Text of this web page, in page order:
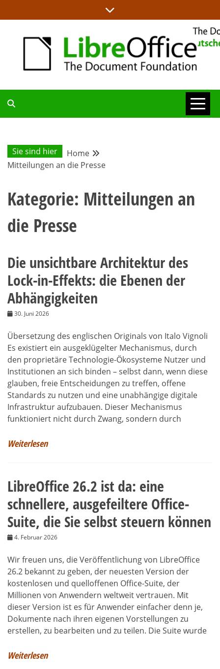
to
DEUTSCHER
COMMUNITY-
BLOG
Sie sind hier
Home
Mitteilungen an die Presse
Kategorie: Mitteilungen an
die Presse
Die unsichtbare Architektur des
Lock-in-Effekts: die Ebenen der
Abhängigkeiten
30. Juni 2026
Übersetzung des englischen Originals von Italo Vignoli
Es existiert ein ausgeklügelter Mechanismus, durch
den proprietäre Technologie-Ökosysteme Nutzer und
Institutionen an sich binden – selbst dann, wenn diese
glauben, freie Entscheidungen zu treffen, offene
Standards zu nutzen und eine unabhängige digitale
Infrastruktur aufzubauen. Dieser Mechanismus
funktioniert nicht durch Zwang, sondern durch
Weiterlesen
LibreOffice 26.2 ist da: eine
schnellere, ausgefeiltere Office-
Suite, die Sie selbst steuern können
4. Februar 2026
Wir freuen uns, die Veröffentlichung von LibreOffice
26.2 bekannt zu geben, der neuesten Version der
kostenlosen und quelloffenen Office-Suite, der
Millionen von Anwendern weltweit vertrauen. Mit
dieser Version ist es für Anwender einfacher denn je,
Dokumente nach ihren eigenen Vorstellungen zu
erstellen, zu bearbeiten und zu teilen. Die Suite wurde
Weiterlesen